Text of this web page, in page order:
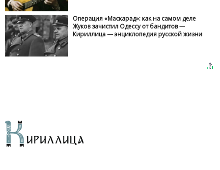
Операция «Маскарад»: как на самом деле
Жуков зачистил Одессу от бандитов —
Кириллица — энциклопедия русской жизни